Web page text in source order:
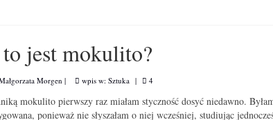
jest mokulito?
Morgen | wpis w:Sztuka | 4
mokulito pierwszy raz miałam styczność dosyć niedawno.
ponieważ nie słyszałam o niej wcześniej, studiując